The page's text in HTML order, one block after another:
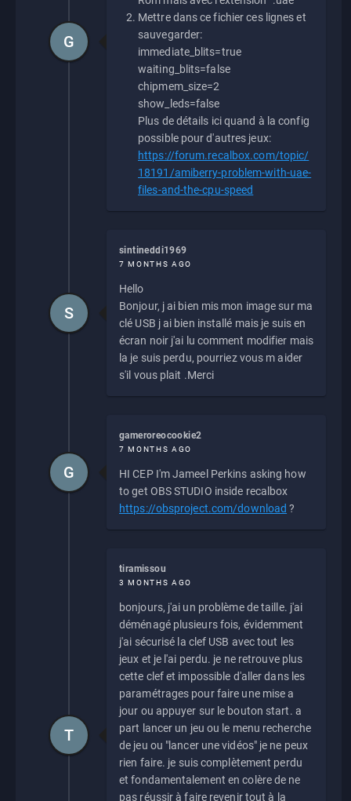
Mettre dans ce fichier ces lignes et
sauvegarder:
immediate_blits=true
waiting_blits=false
chipmem_size=2
show_leds=false
Plus de détails ici quand à la config
possible pour d'autres jeux:
https://forum.recalbox.com/topic/
18191/amiberry-problem-with-uae-
files-and-the-cpu-speed
G
sintineddi1969
7 MONTHS AGO
Hello
Bonjour, j ai bien mis mon image sur ma
clé USB j ai bien installé mais je suis en
écran noir j'ai lu comment modifier mais
la je suis perdu, pourriez vous m aider
s'il vous plait .Merci
S
gameroreocookie2
7 MONTHS AGO
HI CEP I'm Jameel Perkins asking how
to get OBS STUDIO inside recalbox
https://obsproject.com/download ?
G
tiramissou
3 MONTHS AGO
bonjours, j'ai un problème de taille. j'ai
déménagé plusieurs fois, évidemment
j'ai sécurisé la clef USB avec tout les
jeux et je l'ai perdu. je ne retrouve plus
cette clef et impossible d'aller dans les
paramétrages pour faire une mise a
jour ou appuyer sur le bouton start. a
part lancer un jeu ou le menu recherche
de jeu ou "lancer une vidéos" je ne peux
rien faire. je suis complètement perdu
et fondamentalement en colère de ne
pas réussir à faire revenir tout à la
T